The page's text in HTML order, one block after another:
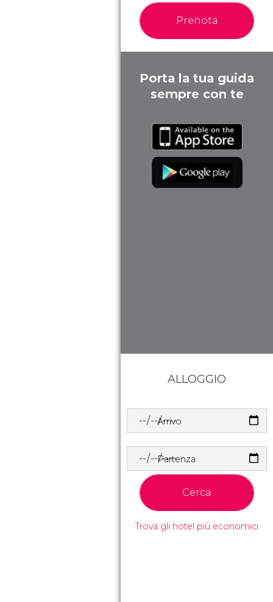
Prenota
Porta la tua guida
sempre con te
ALLOGGIO
Arrivo
Partenza
Cerca
Trova gli hotel più economici